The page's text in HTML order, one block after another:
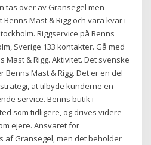
tas över av Gransegel men
Mast & Rigg och vara kvar i
Riggservice på Benns
Sverige 133 kontakter. Gå med
& Rigg. Aktivitet. Det svenske
Mast & Rigg. Det er en del
at tilbyde kunderne en
service. Benns butik i
som tidligere, og drives videre
ejere. Ansvaret for
Gransegel, men det beholder